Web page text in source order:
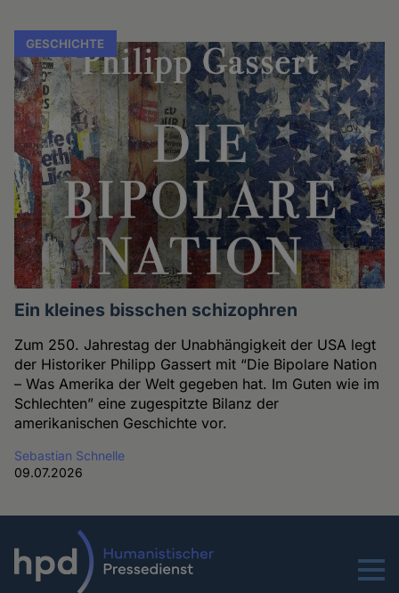
GESCHICHTE
Ein kleines bisschen schizophren
Zum 250. Jahrestag der Unabhängigkeit der USA legt
der Historiker Philipp Gassert mit “Die Bipolare Nation
– Was Amerika der Welt gegeben hat. Im Guten wie im
Schlechten” eine zugespitzte Bilanz der
amerikanischen Geschichte vor.
Sebastian Schnelle
09.07.2026
Menu